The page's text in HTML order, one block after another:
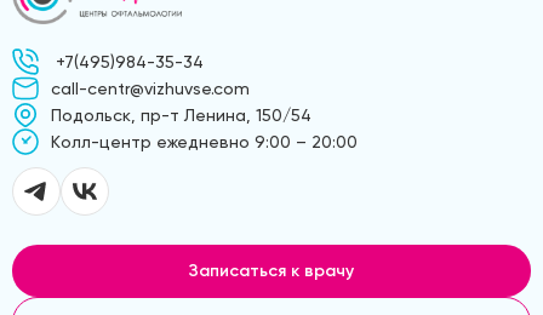
+7(495)984-35-34
call-centr@vizhuvse.com
Подольск, пр-т Ленина, 150/54
Kолл-центр ежедневно 9:00 – 20:00
Записаться к врачу